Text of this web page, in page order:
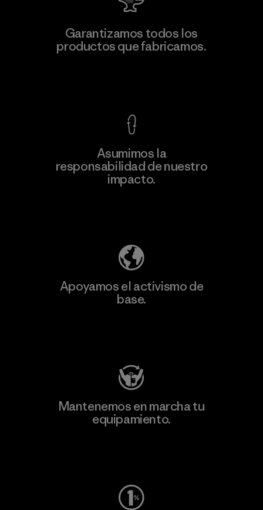
información
Toyota Tsusho
Material-supplier
Garantizamos todos los
productos que fabricamos.
Asumimos la
responsabilidad de nuestro
impacto.
Apoyamos el activismo de
base.
Mantenemos en marcha tu
equipamiento.